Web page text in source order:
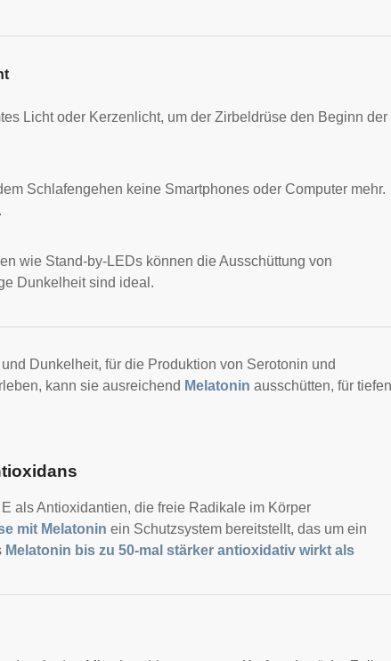
Licht oder Kerzenlicht, um der Zirbeldrüse den Beginn der
Schlafengehen keine Smartphones oder Computer mehr.
wie Stand-by-LEDs können die Ausschüttung von
Dunkelheit sind ideal.
Dunkelheit, für die Produktion von Serotonin und
kann sie ausreichend Melatonin ausschütten, für tiefen
als Antioxidantien, die freie Radikale im Körper
mit Melatonin ein Schutzsystem bereitstellt, das um ein
Melatonin bis zu 50-mal stärker antioxidativ wirkt als